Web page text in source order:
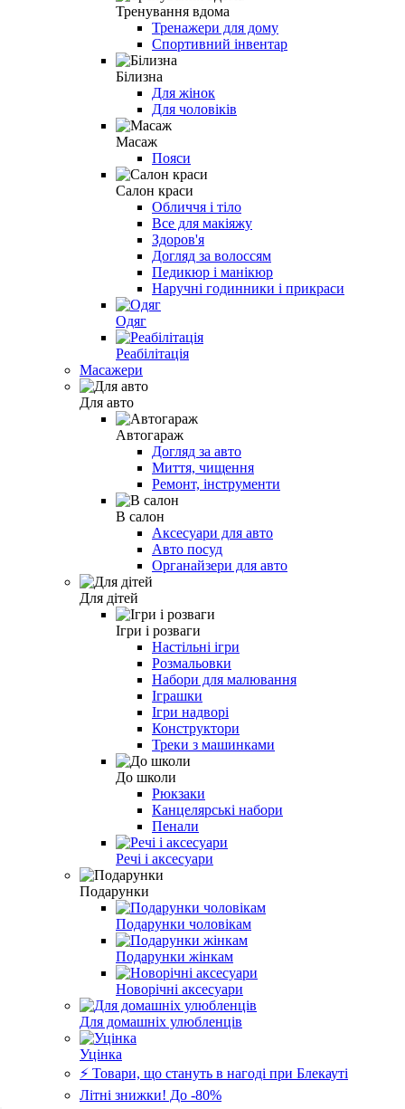
Тренування вдома
Тренажери для дому
Спортивний інвентар
Білизна
Для жінок
Для чоловіків
Масаж
Пояси
Салон краси
Обличчя і тіло
Все для макіяжу
Здоров'я
Догляд за волоссям
Педикюр і манікюр
Наручні годинники і прикраси
Одяг
Реабілітація
Масажери
Для авто
Автогараж
Догляд за авто
Миття, чищення
Ремонт, інструменти
В салон
Аксесуари для авто
Авто посуд
Органайзери для авто
Для дітей
Ігри і розваги
Настільні ігри
Розмальовки
Набори для малювання
Іграшки
Ігри надворі
Конструктори
Треки з машинками
До школи
Рюкзаки
Канцелярські набори
Пенали
Речі і аксесуари
Подарунки
Подарунки чоловікам
Подарунки жінкам
Новорічні аксесуари
Для домашніх улюбленців
Уцінка
⚡️ Товари, що стануть в нагоді при Блекауті
Літні знижки! До -80%